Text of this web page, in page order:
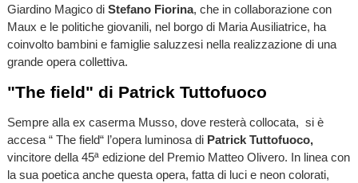
Giardino Magico diStefano Fiorina, che in collaborazione con
Maux e le politiche giovanili, nel borgo di Maria Ausiliatrice, ha
coinvolto bambini e famiglie saluzzesi nella realizzazione di una
grande opera collettiva.
"The field" di Patrick Tuttofuoco
Sempre alla ex caserma Musso, dove resterà collocata, si è
accesa “ The field“ l’opera luminosa di Patrick Tuttofuoco,
vincitore della 45ª edizione del Premio Matteo Olivero. In linea con
la sua poetica anche questa opera, fatta di luci e neon colorati,